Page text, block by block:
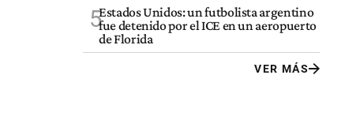
5Estados Unidos: un futbolista argentino
fue detenido por el ICE en un aeropuerto
de Florida
VER MÁS